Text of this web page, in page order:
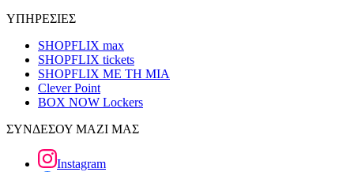
ΥΠΗΡΕΣΙΕΣ
SHOPFLIX max
SHOPFLIX tickets
SHOPFLIX ΜΕ ΤΗ ΜΙΑ
Clever Point
BOX NOW Lockers
ΣΥΝΔΕΣΟΥ ΜΑΖΙ ΜΑΣ
Instagram